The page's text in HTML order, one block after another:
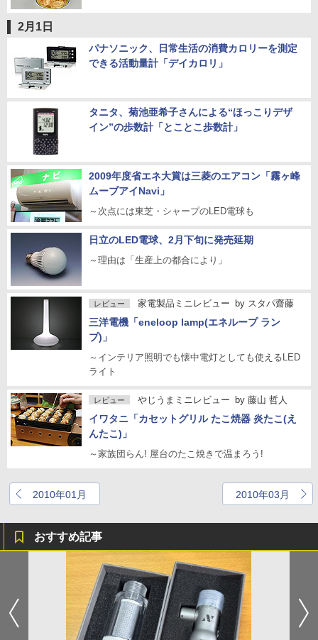
2月1日
パナソニック、日常生活の消費カロリーを測定
できる活動量計「デイカロリ」
タニタ、菊池亜希子さんによる“ほっこりデザ
イン”の歩数計「とことこ歩数計」
2009年度省エネ大賞は三菱のエアコン「霧ヶ峰
ムーブアイNavi」
～次点には東芝・シャープのLED電球も
日立のLED電球、2月下旬に発売延期
～理由は「生産上の都合により」
レビュー 家電製品ミニレビュー by スタパ齋藤
三洋電機「eneloop lamp(エネループ ラン
プ)」
～インテリア照明でも懐中電灯としても使えるLED
ライト
レビュー やじうまミニレビュー by 藤山 哲人
イワタニ「カセットグリル たこ焼器 炎たこ(え
んたこ)」
～家族団らん! 屋台のたこ焼きで温まろう!
2010年01月 2010年03月
おすすめ記事